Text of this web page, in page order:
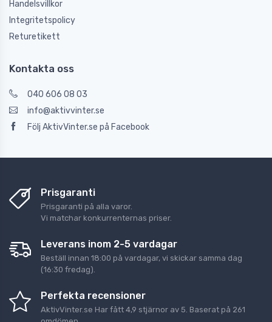
Handelsvillkor
Integritetspolicy
Returetikett
Kontakta oss
040 606 08 03
info@aktivvinter.se
Följ AktivVinter.se på Facebook
Prisgaranti
Prisgaranti på alla varor.
Vi matchar konkurrenternas priser.
Leverans inom 2-5 vardagar
Beställ innan 18:00 på vardagar, vi skickar samma dag
(16:30 fredag).
Perfekta recensioner
AktivVinter.se Har fått 4,9 stjärnor av 5 . Baserat på 261